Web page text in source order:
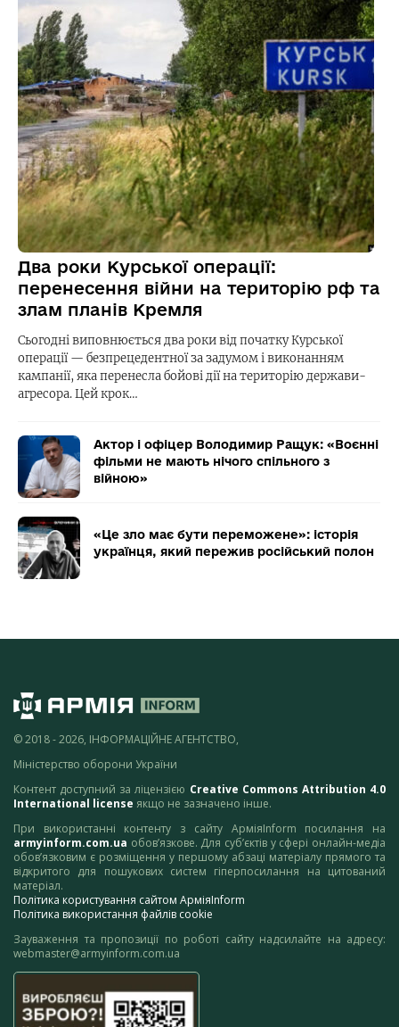
Два роки Курської операції:
перенесення війни на територію рф та
злам планів Кремля
Сьогодні виповнюється два роки від початку Курської
операції — безпрецедентної за задумом і виконанням
кампанії, яка перенесла бойові дії на територію держави-
агресора. Цей крок…
Актор і офіцер Володимир Ращук: «Воєнні
фільми не мають нічого спільного з
війною»
«Це зло має бути переможене»: історія
українця, який пережив російський полон
© 2018 - 2026, ІНФОРМАЦІЙНЕ АГЕНТСТВО,
Міністерство оборони України
Контент доступний за ліцензією Creative Commons Attribution 4.0
International license якщо не зазначено інше.
При використанні контенту з сайту АрміяInform посилання на
armyinform.com.ua обов’язкове. Для суб’єктів у сфері онлайн-медіа
обов’язковим є розміщення у першому абзаці матеріалу прямого та
відкритого для пошукових систем гіперпосилання на цитований
матеріал.
Політика користування сайтом АрміяInform
Політика використання файлів cookie
Зауваження та пропозиції по роботі сайту надсилайте на адресу:
webmaster@armyinform.com.ua